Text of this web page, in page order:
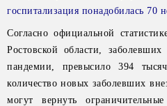
госпитализация понадобилась 70
Согласно официальной
Ростовской области,
пандемии, превысило 394
количество новых заболевших
могут вернуть